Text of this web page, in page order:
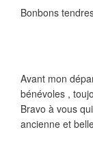
Bonbons
Avant mon
bénévoles ,
Bravo à vous
ancienne et